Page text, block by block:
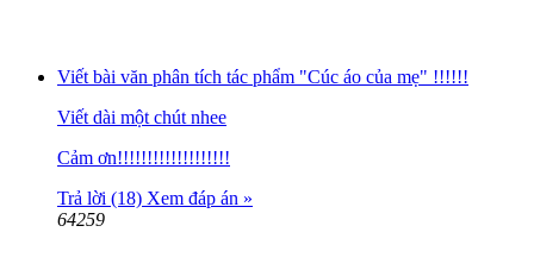
Viết bài văn phân tích tác phẩm "Cúc áo của mẹ" !!!!!!
Viết dài một chút nhee
Cảm ơn!!!!!!!!!!!!!!!!!!!
Trả lời (18) Xem đáp án »
64259